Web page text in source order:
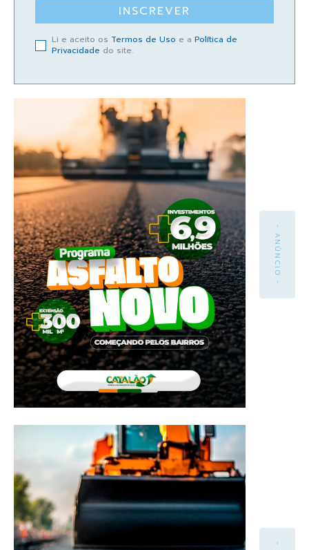
INSCREVER
Li e aceito os Termos de Uso e a Política de
Privacidade do site.
- ANÚNCIO -